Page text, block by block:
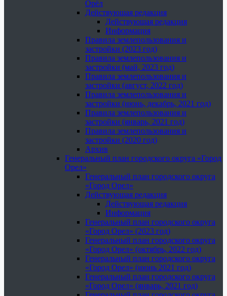
Орёл
Действующая редакция
Действующая редакция
Информация
Правила землепользования и
застройки (2023 год)
Правила землепользования и
застройки (май, 2023 год)
Правила землепользования и
застройки (август, 2022 год)
Правила землепользования и
застройки (июнь, декабрь, 2021 год)
Правила землепользования и
застройки (январь, 2021 год)
Правила землепользования и
застройки (2020 год)
Архив
Генеральный план городского округа «Город
Орел»
Генеральный план городского округа
«Город Орел»
Действующая редакция
Действующая редакция
Информация
Генеральный план городского округа
«Город Орел» (2023 год)
Генеральный план городского округа
«Город Орел» (октябрь, 2022 год)
Генеральный план городского округа
«Город Орел» (июнь 2021 год)
Генеральный план городского округа
«Город Орел» (январь, 2021 год)